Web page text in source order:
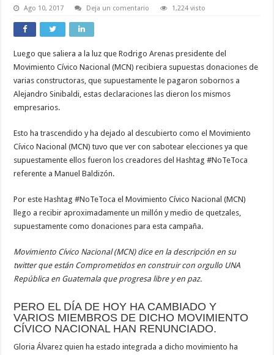
Ago 10, 2017 Deja un comentario 1,224 visto
Luego que saliera a la luz que Rodrigo Arenas presidente del
Movimiento Cívico Nacional (MCN) recibiera supuestas donaciones de
varias constructoras, que supuestamente le pagaron sobornos a
Alejandro Sinibaldi, estas declaraciones las dieron los mismos
empresarios.
Esto ha trascendido y ha dejado al descubierto como el Movimiento
Cívico Nacional (MCN) tuvo que ver con sabotear elecciones ya que
supuestamente ellos fueron los creadores del Hashtag #NoTeToca
referente a Manuel Baldizón.
Por este Hashtag #NoTeToca el Movimiento Cívico Nacional (MCN)
llego a recibir aproximadamente un millón y medio de quetzales,
supuestamente como donaciones para esta campaña.
Movimiento Cívico Nacional (MCN) dice en la descripción en su
twitter que están Comprometidos en construir con orgullo UNA
República en Guatemala que progresa libre y en paz.
PERO EL DÍA DE HOY HA CAMBIADO Y
VARIOS MIEMBROS DE DICHO MOVIMIENTO
CÍVICO NACIONAL HAN RENUNCIADO.
Gloria Álvarez quien ha estado integrada a dicho movimiento ha